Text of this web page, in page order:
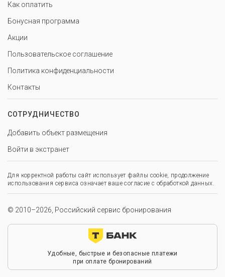
Как оплатить
Бонусная программа
Акции
Пользовательское соглашение
Политика конфиденциальности
Контакты
СОТРУДНИЧЕСТВО
Добавить объект размещения
Войти в экстранет
Для корректной работы сайт использует файлы cookie, продолжение
использования сервиса означает ваше согласие с обработкой данных.
© 2010–2026, Российский сервис бронирования
Удобные, быстрые и безопасные платежи
при оплате бронирований